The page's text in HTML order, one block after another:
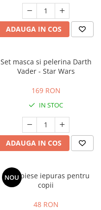
ADAUGA IN COS
Set masca si pelerina Darth
Vader - Star Wars
169 RON
IN STOC
ADAUGA IN COS
NOU
Set 3 piese iepuras pentru
copii
48 RON